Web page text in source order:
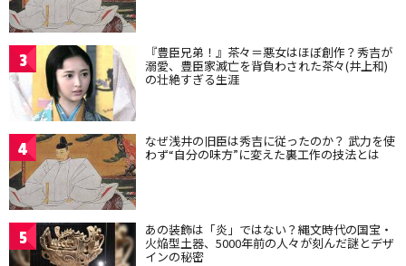
3 『豊臣兄弟！』茶々＝悪女はほぼ創作？秀吉が
溺愛、豊臣家滅亡を背負わされた茶々(井上和)
の壮絶すぎる生涯
4 なぜ浅井の旧臣は秀吉に従ったのか？ 武力を使
わず“自分の味方”に変えた裏工作の技法とは
5 あの装飾は「炎」ではない？縄文時代の国宝・
火焔型土器、5000年前の人々が刻んだ謎とデザ
インの秘密